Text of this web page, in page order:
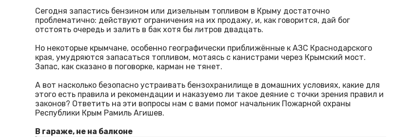
Сегодня запастись бензином или дизельным топливом в Крыму достаточно
проблематично: действуют ограничения на их продажу, и, как говорится, дай бог
отстоять очередь и залить в бак хотя бы литров двадцать.
Но некоторые крымчане, особенно географически приближённые к АЗС Краснодарского
края, умудряются запасаться топливом, мотаясь с канистрами через Крымский мост.
Запас, как сказано в поговорке, карман не тянет.
А вот насколько безопасно устраивать бензохранилище в домашних условиях, какие для
этого есть правила и рекомендации и наказуемо ли такое деяние с точки зрения правил и
законов? Ответить на эти вопросы нам с вами помог начальник Пожарной охраны
Республики Крым Рамиль Агишев.
В гараже, не на балконе